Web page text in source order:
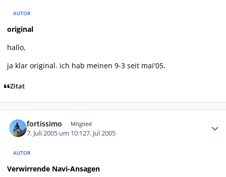
AUTOR
original
hallo,
ja klar original. ich hab meinen 9-3 seit mai'05.
Zitat
fortissimo Mitglied
7. Juli 2005 um 10:127. Jul 2005
AUTOR
Verwirrende Navi-Ansagen